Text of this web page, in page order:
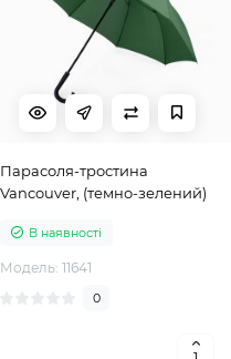
Парасоля-тростина
Vancouver, (темно-зелений)
В наявності
Модель: 11641
0